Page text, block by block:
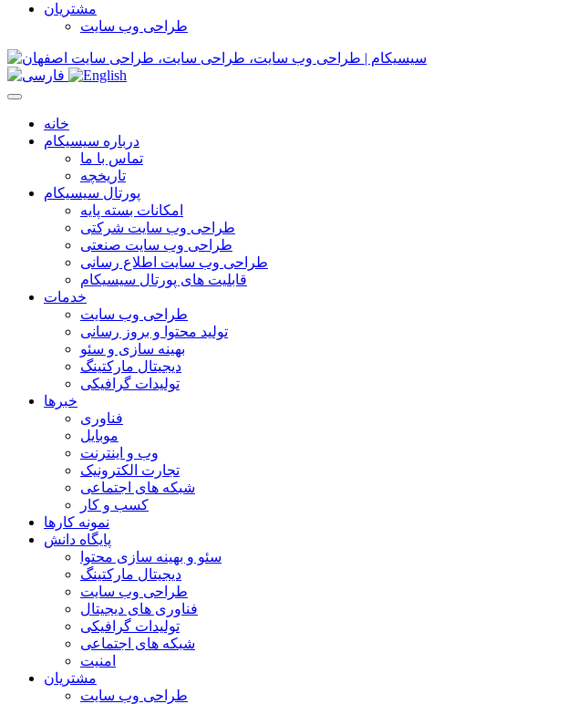
مشتریان
طراحی وب سایت
خانه
درباره سیسیکام
تماس با ما
تاریخچه
پورتال سیسیکام
امکانات بسته پایه
طراحی وب سایت شرکتی
طراحی وب سایت صنعتی
طراحی وب سایت اطلاع رسانی
قابلیت های پورتال سیسیکام
خدمات
طراحی وب سایت
تولید محتوا و بروز رسانی
بهینه سازی و سئو
دیجیتال مارکتینگ
تولیدات گرافیکی
خبرها
فناوری
موبایل
وب و اینترنت
تجارت الکترونیک
شبکه های اجتماعی
کسب و کار
نمونه کارها
پایگاه دانش
سئو و بهینه سازی محتوا
دیجیتال مارکتینگ
طراحی وب سایت
فناوری های دیجیتال
تولیدات گرافیکی
شبکه های اجتماعی
امنیت
مشتریان
طراحی وب سایت